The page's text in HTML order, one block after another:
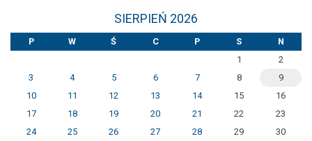
SIERPIEŃ 2026
P W Ś C P S
N
1
2
3
4 5 6 7 8
9
10
11 12 13 14 15
16
17
18 19 20 21 22
23
24
25 26 27 28 29
30